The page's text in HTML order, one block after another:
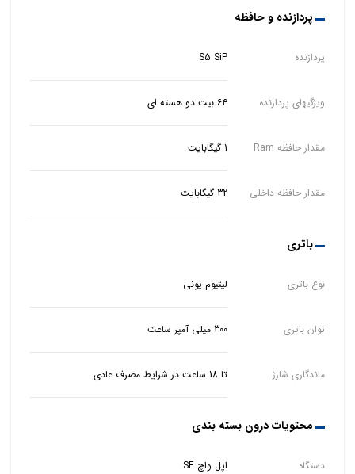
پردازنده و حافظه
پردازنده S5 SiP
ویژگیهای پردازنده ۶۴ بیت دو هسته ای
مقدار حافظه Ram 1 گیگابایت
مقدار حافظه داخلی 32 گیگابایت
باتری
نوع باتری لیتیوم یونی
توان باتری 300 میلی آمپر ساعت
ماندگاری شارژ تا 18 ساعت در شرایط مصرف عادی
محتویات درون بسته بندی
دستگاه اپل واچ SE